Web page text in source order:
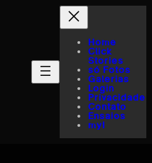
Home
Click
Stories
só Fotos
Galerias
Login
Privacidade
Contato
Ensaios
myI